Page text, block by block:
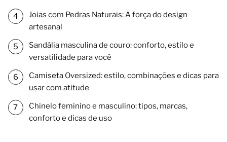
Joias com Pedras Naturais: A força do design
artesanal
Sandália masculina de couro: conforto, estilo e
versatilidade para você
Camiseta Oversized: estilo, combinações e dicas para
usar com atitude
Chinelo feminino e masculino: tipos, marcas,
conforto e dicas de uso